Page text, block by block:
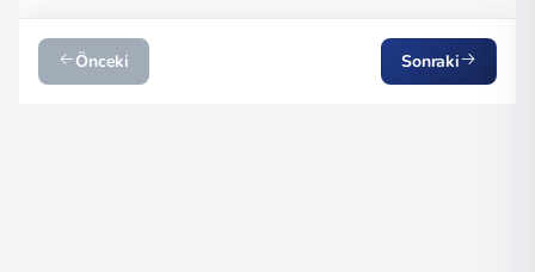
Önceki Sonraki